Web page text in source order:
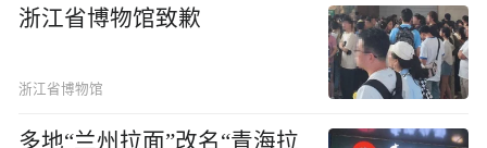
浙江省博物馆致歉
浙江省博物馆
多地“兰州拉面”改名“青海拉